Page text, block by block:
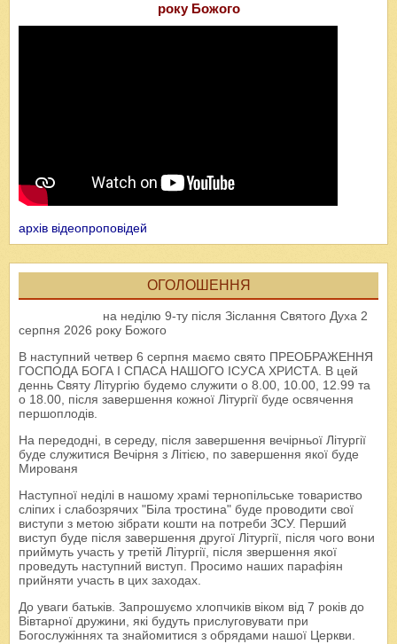
року Божого
архів відеопроповідей
ОГОЛОШЕННЯ
на неділю 9-ту після Зіслання Святого Духа 2
серпня 2026 року Божого
В наступний четвер 6 серпня маємо свято ПРЕОБРАЖЕННЯ
ГОСПОДА БОГА І СПАСА НАШОГО ІСУСА ХРИСТА. В цей
деннь Святу Літургію будемо служити о 8.00, 10.00, 12.99 та
о 18.00, після завершення кожної Літургії буде освячення
першоплодів.
На передодні, в середу, після завершення вечірньої Літургії
буде служитися Вечірня з Літією, по завершення якої буде
Мированя
Наступної неділі в нашому храмі тернопільське товариство
сліпих і слабозрячих "Біла тростина" буде проводити свої
виступи з метою зібрати кошти на потреби ЗСУ. Перший
виступ буде після завершення другої Літургії, після чого вони
приймуть участь у третій Літургії, після звершення якої
проведуть наступний виступ. Просимо наших парафіян
прийняти участь в цих заходах.
До уваги батьків. Запрошуємо хлопчиків віком від 7 років до
Вівтарної дружини, які будуть прислуговувати при
Богослужіннях та знайомитися з обрядами нашої Церкви.